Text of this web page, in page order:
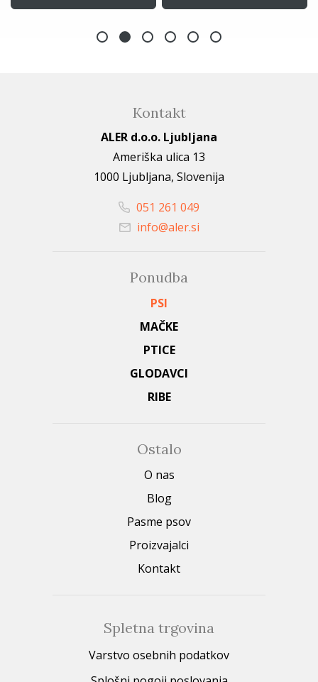
Kontakt
ALER d.o.o. Ljubljana
Ameriška ulica 13
1000 Ljubljana, Slovenija
051 261 049
info@aler.si
Ponudba
PSI
MAČKE
PTICE
GLODAVCI
RIBE
Ostalo
O nas
Blog
Pasme psov
Proizvajalci
Kontakt
Spletna trgovina
Varstvo osebnih podatkov